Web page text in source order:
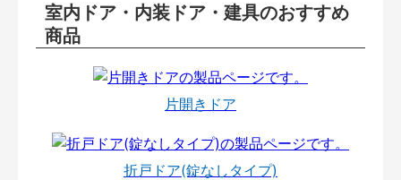
室内ドア・内装ドア・建具のおすすめ
商品
片開きドア
折戸ドア(錠なしタイプ)